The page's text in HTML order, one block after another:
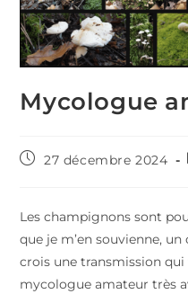
Mycologue
Publication
27 décembre 2024
Les champignons sont
que je m’en souvienne,
crois une transmission
mycologue amateur très